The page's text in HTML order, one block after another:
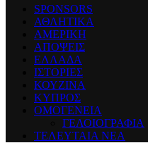
SPONSORS
ΑΘΛΗΤΙΚΑ
ΑΜΕΡΙΚΗ
ΑΠΟΨΕΙΣ
ΕΛΛΑΔΑ
ΙΣΤΟΡΙΕΣ
ΚΟΥΖΙΝΑ
ΚΥΠΡΟΣ
ΟΜΟΓΕΝΕΙΑ
ΓΕΛΟΙΟΓΡΑΦΙΑ
ΤΕΛΕΥΤΑΙΑ ΝΕΑ